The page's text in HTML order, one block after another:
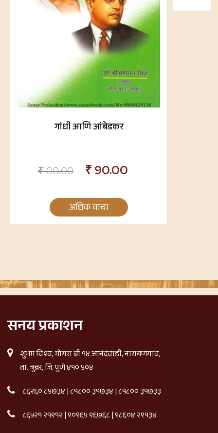
गांधी आणि आंबेडकर
₹100.00 ₹ 90.00
अधिक वाचा
सनय प्रकाशन
शुभम विश्व, मोगरा बी १४ आनंदवाडी, नारायणगाव,
ता. जुन्नर, जि. पुणे ४१० ५०४
८६२६० ८५७३४|८१८०० ३१७३४|८१८०० ३१७३३
८६५२१ २१९१२|९०९६५ ९६७६८|९८६०४ २९१३४